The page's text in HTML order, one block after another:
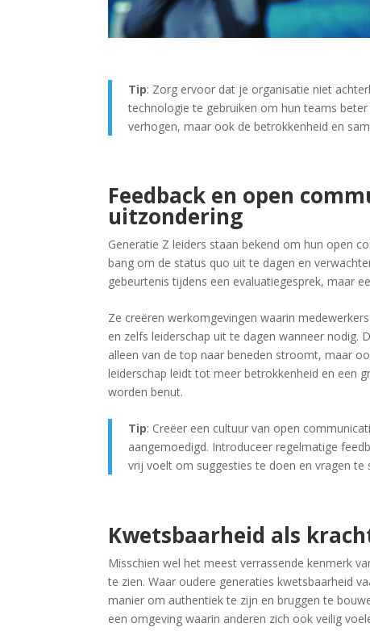
Tip: Zorg ervoor dat je organisatie niet
technologie te gebruiken om hun teams
verhogen, maar ook de betrokkenheid en
Feedback en open
uitzondering
Generatie Z leiders staan bekend om hun open
bang om de status quo uit te dagen en
gebeurtenis tijdens een evaluatiegesprek, maar
Ze creëren werkomgevingen waarin
en zelfs leiderschap uit te dagen wanneer
alleen van de top naar beneden stroomt, maar
leiderschap leidt tot meer betrokkenheid en een
worden benut.
Tip: Creëer een cultuur van open
aangemoedigd. Introduceer regelmatige
vrij voelt om suggesties te doen en vragen te
Kwetsbaarheid als
Misschien wel het meest verrassende kenmerk
te zien. Waar oudere generaties kwetsbaarheid
manier om authentiek te zijn en bruggen te
een omgeving waarin anderen zich ook veilig